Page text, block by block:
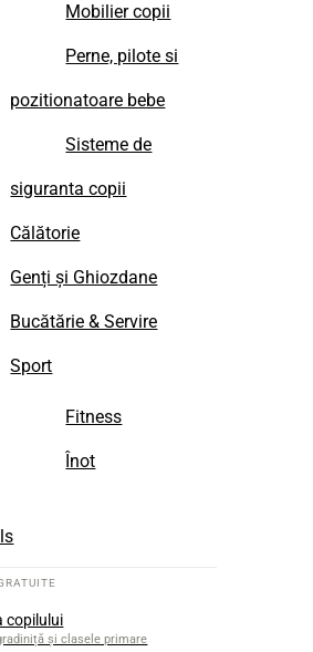
Mobilier copii
Perne, pilote si
pozitionatoare bebe
Sisteme de
siguranta copii
Călătorie
Genți și Ghiozdane
Bucătărie & Servire
Sport
Fitness
Înot
copilului
și clasele primare